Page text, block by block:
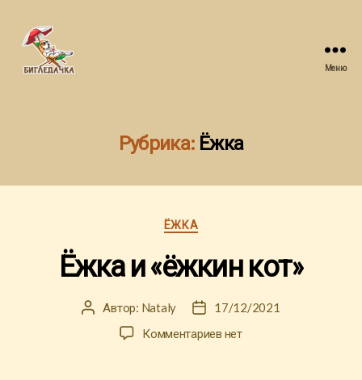
Меню
Рубрика: Ёжка
Рубрики
ЁЖКА
Ёжка и «ёжкин кот»
Автор
записи
Автор: Nataly
Дата17/12/2021
Комментариевкнет